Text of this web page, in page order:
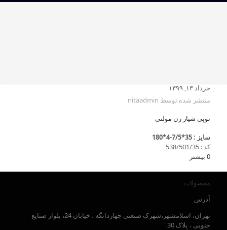
خرداد ۱۳, ۱۳۹۹
منتشر شده توسط nitaadmin
توپی شیار زن مولتی
سایز : 35*7/5-4*180
کد : 538/501/35
0 بیشتر
محصولات
آدرس
تهران، اسلامشهر،شهرک صنعتی چهاردانگه ، خیابان 24، بلوار صنایع
جنوبی ، پلاک 30